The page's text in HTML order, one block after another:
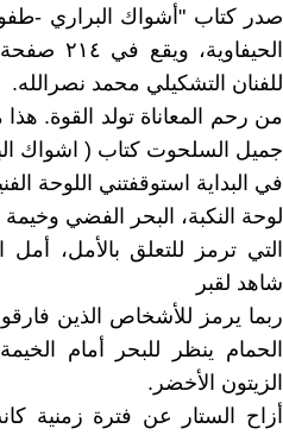
صدر كتاب "أشواك البراري -
للفنان التشكيلي محمد نصرالله.
من رحم المعاناة تولد القوة.
جميل السلحوت كتاب ( اشواك
في البداية استوقفتني اللوحة
لوحة النكبة، البحر الفضي
التي ترمز للتعلق بالأمل،
شاهد لقبر
ربما يرمز للأشخاص الذين
الحمام ينظر للبحر أمام
الزيتون الأخضر.
أزاح الستار عن فترة زمنية